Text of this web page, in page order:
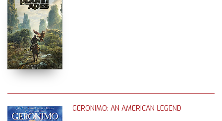
GERONIMO: AN AMERICAN LEGEND